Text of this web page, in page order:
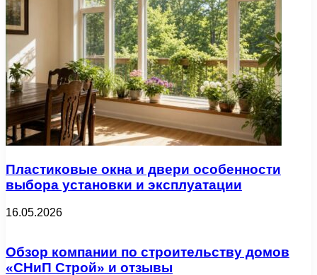
Пластиковые окна и двери особенности
выбора установки и эксплуатации
16.05.2026
Обзор компании по строительству домов
«СНиП Строй» и отзывы